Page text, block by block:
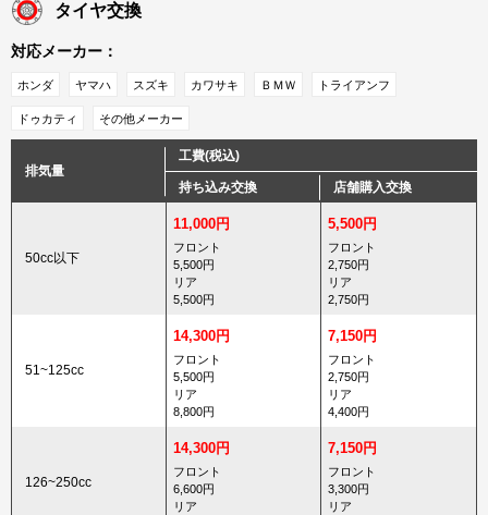
タイヤ交換
対応メーカー：
ホンダ ヤマハ スズキ カワサキ ＢＭＷ トライアンフ
ドゥカティ その他メーカー
排気量
工費(税込)
持ち込み交換 店舗購入交換
50cc以下
11,000円
フロント
5,500円
リア
5,500円
5,500円
フロント
2,750円
リア
2,750円
51~125cc
14,300円
フロント
5,500円
リア
8,800円
7,150円
フロント
2,750円
リア
4,400円
126~250cc
14,300円
フロント
6,600円
リア
7,150円
フロント
3,300円
リア